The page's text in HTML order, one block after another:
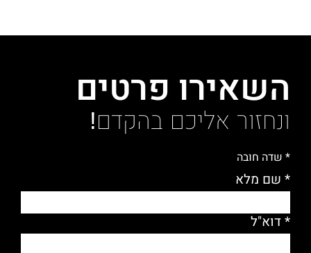
השאירו פרטים
ונחזור אליכם בהקדם!
* שדה חובה
* שם מלא
* דוא"ל